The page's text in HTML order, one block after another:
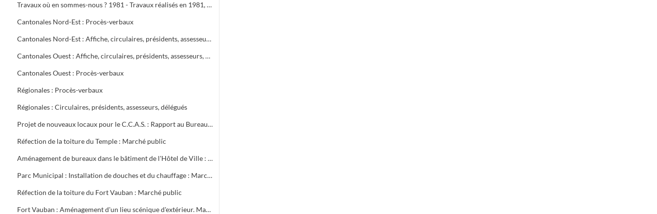
Travaux où en sommes-nous ? 1981 - Travaux réalisés en 1981, programme 1982 - Travaux où en sommes-nous ? 1982
Cantonales Nord-Est : Procès-verbaux
Cantonales Nord-Est : Affiche, circulaires, présidents, assesseurs, délégués
Cantonales Ouest : Affiche, circulaires, présidents, assesseurs, délégués
Cantonales Ouest : Procès-verbaux
Régionales : Procès-verbaux
Régionales : Circulaires, présidents, assesseurs, délégués
Projet de nouveaux locaux pour le C.C.A.S. : Rapport au Bureau Municipal
Réfection de la toiture du Temple : Marché public
Aménagement de bureaux dans le bâtiment de l'Hôtel de Ville : Marché public
Parc Municipal : Installation de douches et du chauffage : Marché public
Réfection de la toiture du Fort Vauban : Marché public
Fort Vauban : Aménagement d'un lieu scénique d'extérieur. Marché public